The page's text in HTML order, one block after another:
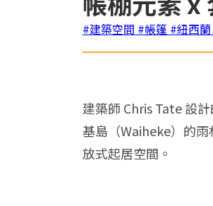
#建築空間 #帳篷 #紐西蘭
建築師 Chris Tate 設
基島（Waiheke）的
放式起居空間。